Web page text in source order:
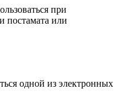
при
постамата или
одной из электронных